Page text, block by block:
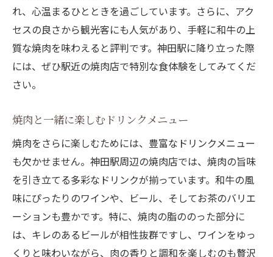
れ、心温まるひとときを過ごしています。さらに、アク
セスの良さから観光客にも人気があり、手軽に和牛の上
質な焼肉を味わえると評判です。神田駅に降り立った際
には、ぜひ駅近の焼肉店で特別な食体験をしてみてくだ
さい。
焼肉と一緒に楽しむドリンクメニュー
焼肉をさらに楽しむためには、豊富なドリンクメニュー
も欠かせません。神田駅周辺の焼肉店では、焼肉の旨味
を引き立てる多彩なドリンクが揃っています。和牛の風
味にぴったりのワインや、ビール、そしてお茶のバリエ
ーションも豊かです。特に、焼肉の脂ののった部分に
は、キレのあるビールが相性抜群ですし、ワインをゆっ
くりと味わいながら、肉の香りと調和を楽しむのも贅沢